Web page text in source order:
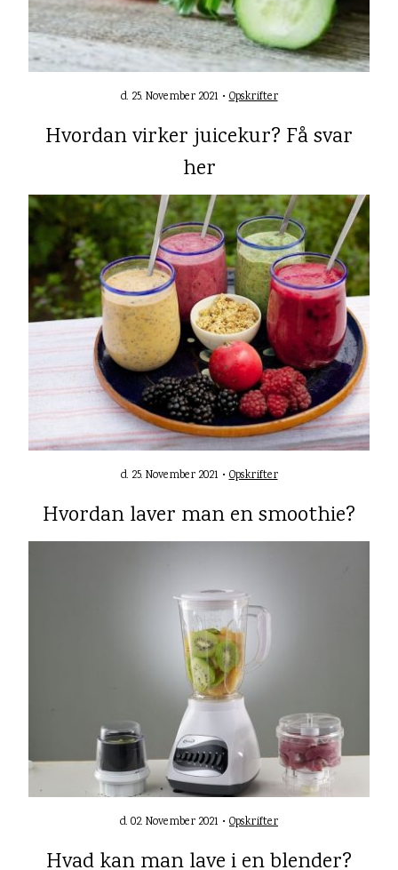
d. 25. November 2021 •Opskrifter
Hvordan virker juicekur? Få svar
her
d. 25. November 2021 •Opskrifter
Hvordan laver man en smoothie?
d. 02. November 2021 • Opskrifter
Hvad kan man lave i en blender?